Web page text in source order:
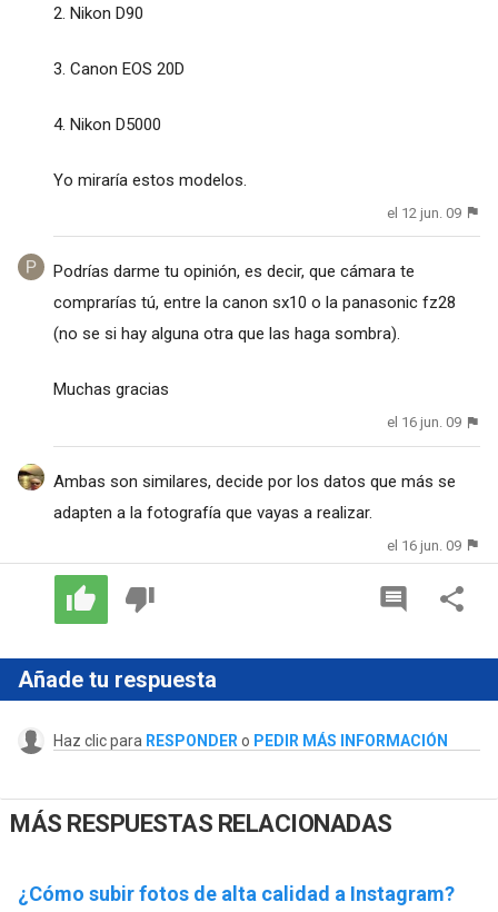
2. Nikon D90
3. Canon EOS 20D
4. Nikon D5000
Yo miraría estos modelos.
el 12 jun. 09
Podrías darme tu opinión, es decir, que cámara te
comprarías tú, entre la canon sx10 o la panasonic fz28
(no se si hay alguna otra que las haga sombra).
Muchas gracias
el 16 jun. 09
Ambas son similares, decide por los datos que más se
adapten a la fotografía que vayas a realizar.
el 16 jun. 09
Añade tu respuesta
Haz clic para RESPONDER o PEDIR MÁS INFORMACIÓN
MÁS RESPUESTAS RELACIONADAS
¿Cómo subir fotos de alta calidad a Instagram?